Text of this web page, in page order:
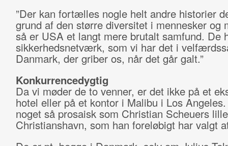
”Der kan fortælles nogle helt andre historier
grund af den større diversitet i mennesker og
så er USA et langt mere brutalt samfund. De
sikkerhedsnetværk, som vi har det i
Danmark, der griber os, når det går galt.”
Konkurrencedygtig
Da vi møder de to venner, er det ikke på et
hotel eller på et kontor i Malibu i Los
noget så prosaisk som Christian Scheuers
Christianshavn, som han foreløbigt har valgt